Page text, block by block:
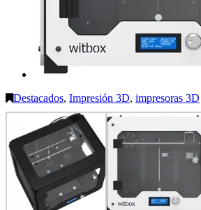
Destacados, Impresión 3D, impresoras 3D